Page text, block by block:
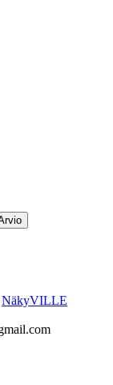
NäkyVILLE